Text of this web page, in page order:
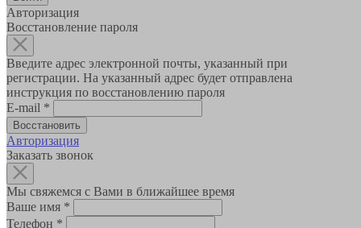
Авторизация
Восстановление пароля
Введите адрес электронной почты, указанный при
регистрации. На указанный адрес будет отправлена
инструкция по восстановлению пароля
E-mail *
Авторизация
Заказать звонок
Мы свяжемся с Вами в ближайшее время
Ваше имя *
Телефон *